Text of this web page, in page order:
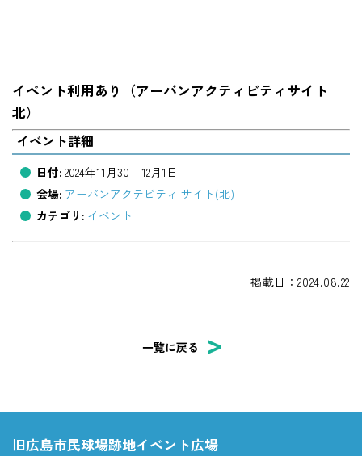
イベント利用あり（アーバンアクティビティサイト
北）
イベント詳細
日付: 2024年11月30 – 12月1日
会場: アーバンアクテビティ サイト(北)
カテゴリ: イベント
掲載日：2024.08.22
一覧に戻る
旧広島市民球場跡地イベント広場